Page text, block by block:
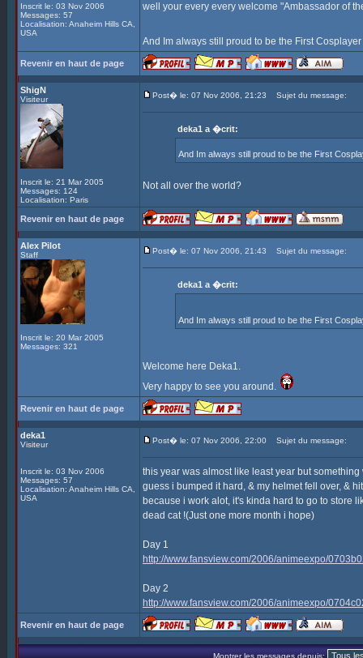
Inscrit le: 03 Nov 2006
Messages: 57
Localisation: Anaheim Hills CA,
USA
well your every every welcome "Ambassador of
And Im always still proud to be the First
Revenir en haut de page
ShigN
Visiteur
Inscrit le: 21 Mar 2005
Messages: 124
Localisation: Paris
Post� le: 07 Nov 2006, 21:23 Sujet du message:
deka1 a �crit:
And Im always still proud to be the First
Not all over the world?
Revenir en haut de page
Alex Pilot
Staff
Inscrit le: 20 Mar 2005
Messages: 321
Post� le: 07 Nov 2006, 21:43 Sujet du message:
deka1 a �crit:
And Im always still proud to be the First
Welcome here Deka1.
Very happy to see you around.
Revenir en haut de page
deka1
Visiteur
Inscrit le: 03 Nov 2006
Messages: 57
Localisation: Anaheim Hills CA,
USA
Post� le: 07 Nov 2006, 22:00 Sujet du message:
this year was almost like least year but
guess i bumped it hard, & my helmet fell over, &
because i work alot, it's kinda hard to go to store
dead cat !(Just one more month i hope)
Day 1
http://www.fansview.com/2006/animeexpo/
Day 2
http://www.fansview.com/2006/animeexpo/
Revenir en haut de page
Montrer les messages depuis: